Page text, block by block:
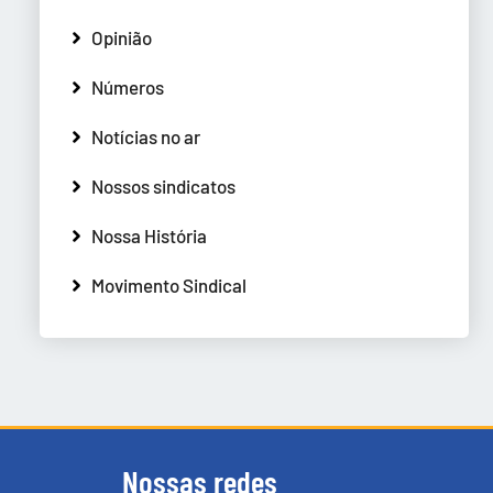
Opinião
Números
Notícias no ar
Nossos sindicatos
Nossa História
Movimento Sindical
Nossas redes